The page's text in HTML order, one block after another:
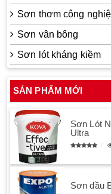
Sơn thơm công
Sơn vân bông
Sơn lót kháng kiềm
SẢN PHẨM MỚI
Sơn Lót
Ultra
Sơn dầu